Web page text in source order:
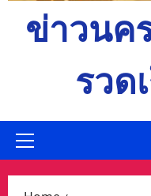
ข่าวนค
รวด
Primary